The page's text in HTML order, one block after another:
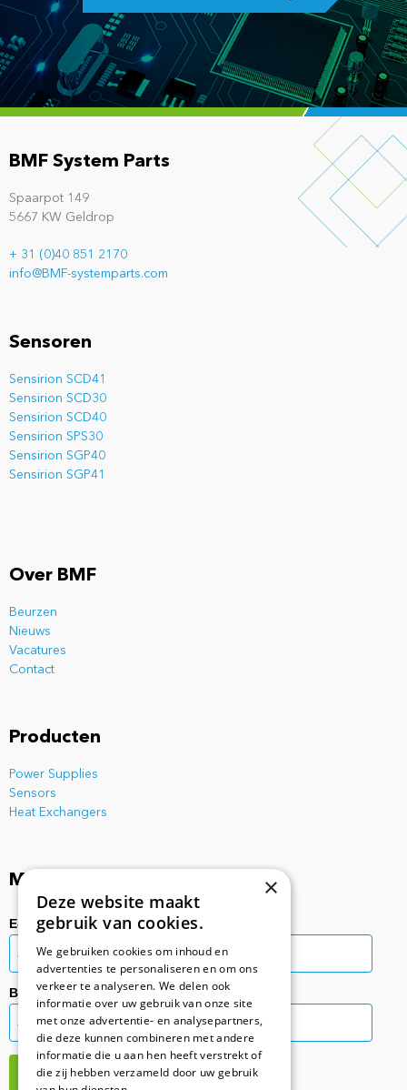
BMF System Parts
Spaarpot 149
5667 KW Geldrop
+ 31 (0)40 851 2170
info@BMF-systemparts.com
Sensoren
Sensirion SCD41
Sensirion SCD30
Sensirion SCD40
Sensirion SPS30
Sensirion SGP40
Sensirion SGP41
Over BMF
Beurzen
Nieuws
Vacatures
Contact
Producten
Power Supplies
Sensors
Heat Exchangers
Mis nooit meer een update!
E-mailadres:
Bedrijfsinformatie:
×
Deze website maakt
gebruik van cookies.
We gebruiken cookies om inhoud en
advertenties te personaliseren en om ons
verkeer te analyseren. We delen ook
informatie over uw gebruik van onze site
met onze advertentie- en analysepartners,
die deze kunnen combineren met andere
informatie die u aan hen heeft verstrekt of
die zij hebben verzameld door uw gebruik